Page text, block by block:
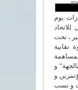
يوم
الأول للاتحاد
، تحت
نقابية
و
و
و نسب